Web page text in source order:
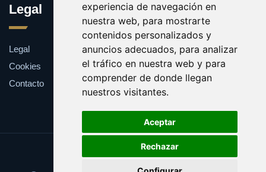
experiencia de navegación en
nuestra web, para mostrarte
contenidos personalizados y
anuncios adecuados, para analizar
el tráfico en nuestra web y para
comprender de donde llegan
nuestros visitantes.
Aceptar
Rechazar
Legal
Legal
Cookies
Contacto
Update cookies preferences